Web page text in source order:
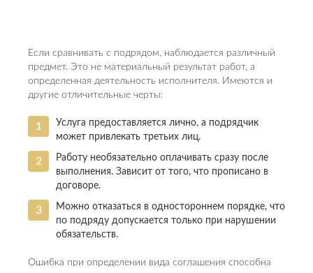
Если сравнивать с подрядом, наблюдается различный
предмет. Это не материальный результат работ, а
определенная деятельность исполнителя. Имеются и
другие отличительные черты:
Услуга предоставляется лично, а подрядчик
может привлекать третьих лиц.
Работу необязательно оплачивать сразу после
выполнения. Зависит от того, что прописано в
договоре.
Можно отказаться в одностороннем порядке, что
по подряду допускается только при нарушении
обязательств.
Ошибка при определении вида соглашения способна